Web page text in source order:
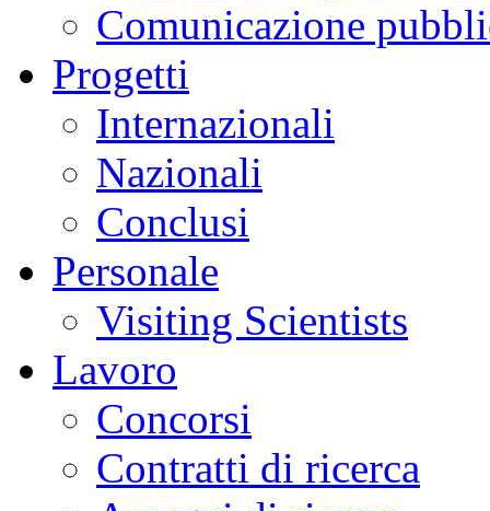
Comunicazione
Progetti
Internazionali
Nazionali
Conclusi
Personale
Visiting Scientists
Lavoro
Concorsi
Contratti di ricerca